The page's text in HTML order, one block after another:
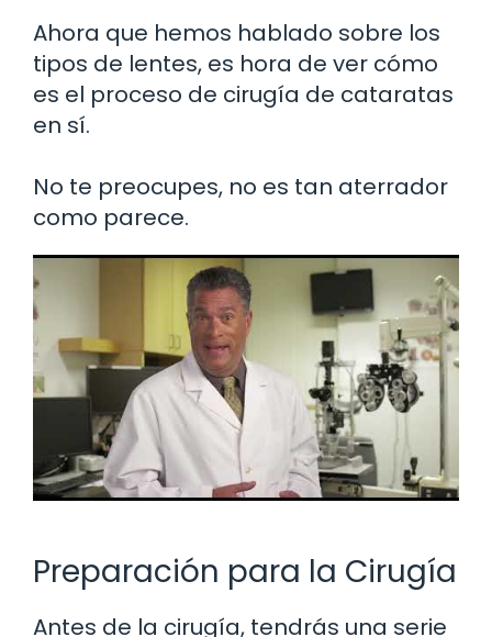
Ahora que hemos hablado sobre los
tipos de lentes, es hora de ver cómo
es el proceso de cirugía de cataratas
en sí.
No te preocupes, no es tan aterrador
como parece.
Preparación para la Cirugía
Antes de la cirugía, tendrás una serie